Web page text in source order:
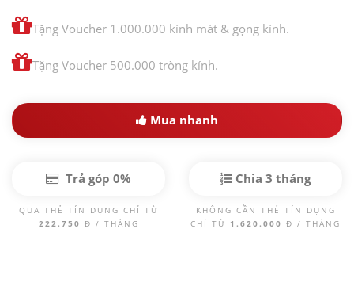
Tặng Voucher 1.000.000 kính mát & gọng kính.
Tặng Voucher 500.000 tròng kính.
Mua nhanh
Trả góp 0%
QUA THẺ TÍN DỤNG CHỈ TỪ
222.750 Đ / THÁNG
Chia 3 tháng
KHÔNG CẦN THẺ TÍN DỤNG
CHỈ TỪ 1.620.000 Đ / THÁNG